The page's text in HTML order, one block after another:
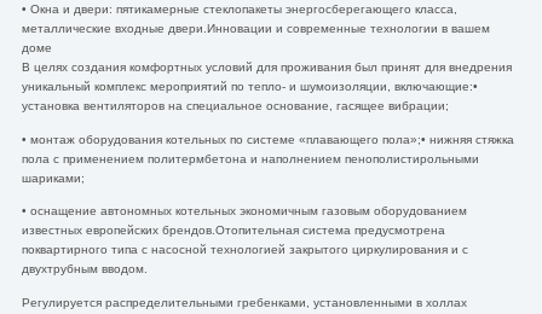
• Окна и двери: пятикамерные стеклопакеты энергосберегающего класса,
металлические входные двери.Инновации и современные технологии в вашем
доме
В целях создания комфортных условий для проживания был принят для внедрения
уникальный комплекс мероприятий по тепло- и шумоизоляции, включающие:•
установка вентиляторов на специальное основание, гасящее вибрации;
• монтаж оборудования котельных по системе «плавающего пола»;• нижняя стяжка
пола с применением политермбетона и наполнением пенополистирольными
шариками;
• оснащение автономных котельных экономичным газовым оборудованием
известных европейских брендов.Отопительная система предусмотрена
поквартирного типа с насосной технологией закрытого циркулирования и с
двухтрубным вводом.
Регулируется распределительными гребенками, установленными в холлах